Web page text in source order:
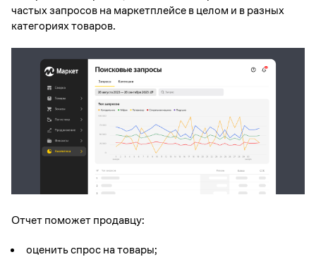
частых запросов на маркетплейсе в целом и в разных
категориях товаров.
Отчет поможет продавцу:
оценить спрос на товары;